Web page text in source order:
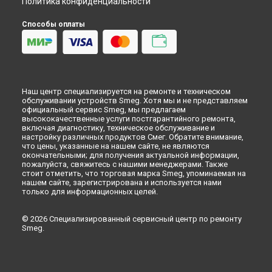
вКрасноярске
Ремонт или замена петли двери стиральной машины Smeg
вПерми
вКирове
Ремонт или замена петли двери стиральной машины Smeg
вОренбурге
Ремонт или замена петли двери стиральной машины Smeg
в Кемерово
Ремонт или замена петли двери стиральной машины Smeg
вНовокузнецке
Ремонт или замена петли двери стиральной машины Smeg
вРязани
вАстрахани
Ремонт или замена петли двери стиральной машины Smeg
Способы оплаты
Наш центр специализируется на ремонте и техническом
обслуживании устройств Smeg. Хотя мы и не представляем
официальный сервис Smeg, мы предлагаем
высококачественные услуги постгарантийного ремонта,
включая диагностику, техническое обслуживание и
настройку различных продуктов Смег. Обратите внимание,
что цены, указанные на нашем сайте, не являются
окончательными; для получения актуальной информации,
пожалуйста, свяжитесь с нашими менеджерами. Также
стоит отметить, что торговая марка Smeg, упоминаемая на
нашем сайте, зарегистрирована и используется нами
только для информационных целей.
© 2026 Специализированный сервисный центр по ремонту
Smeg.